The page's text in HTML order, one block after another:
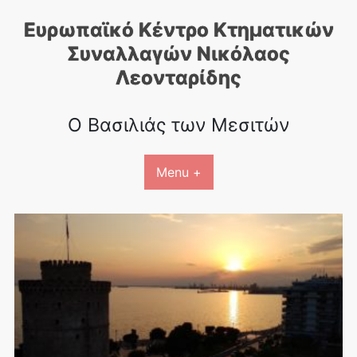
Ευρωπαϊκό Κέντρο Κτηματικών
Συναλλαγών Nικόλαος
Λεονταρίδης
Ο Βασιλιάς των Μεσιτών
Menu +